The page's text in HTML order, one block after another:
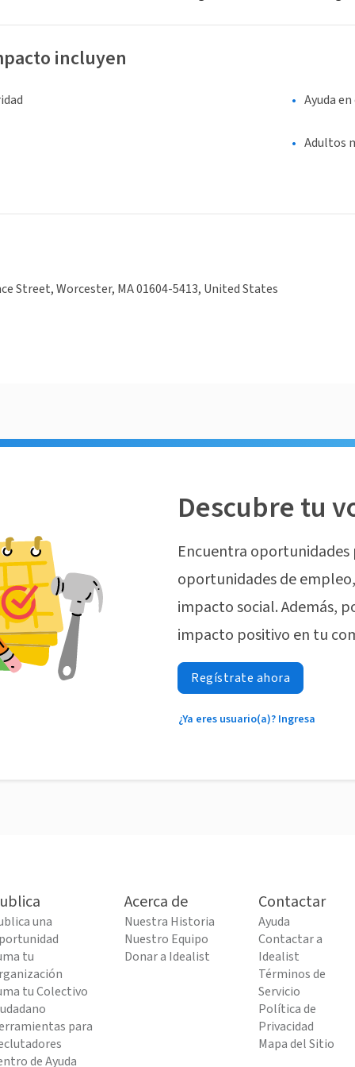
incluyen
Ayuda
Adultos
Street, Worcester, MA 01604-5413, United States
Descubre tu
Encuentra
oportunidades de
impacto social. Además,
impacto positivo en tu
Regístrate ahora
¿Ya eres usuario(a)? Ingresa
una
tu
tu Colectivo
para
de Ayuda
Acerca de
Nuestra Historia
Nuestro Equipo
Donar a Idealist
Contactar
Ayuda
Contactar a
Idealist
Términos de
Servicio
Política de
Privacidad
Mapa del Sitio